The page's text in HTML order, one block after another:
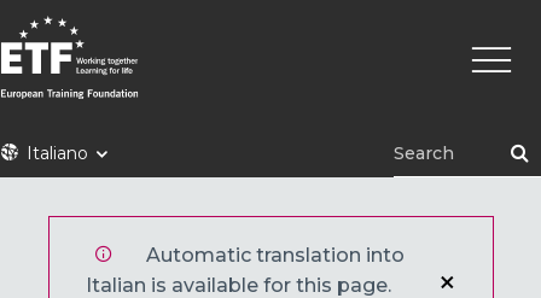
Skip
to
main
content
ETFItaliano
Main
Automatic translation into
Italian is available for this page.